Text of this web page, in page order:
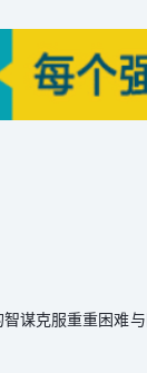
克服重重困难